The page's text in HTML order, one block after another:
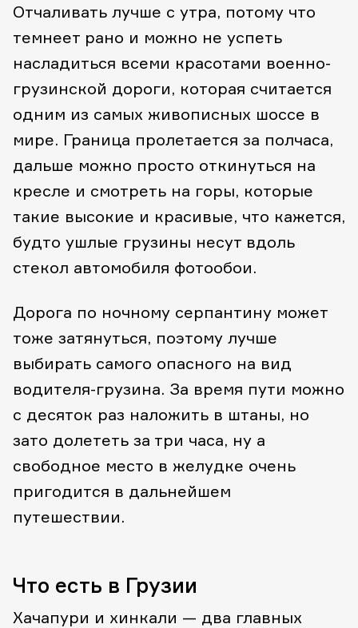
Отчаливать лучше с утра, потому что
темнеет рано и можно не успеть
насладиться всеми красотами военно-
грузинской дороги, которая считается
одним из самых живописных шоссе в
мире. Граница пролетается за полчаса,
дальше можно просто откинуться на
кресле и смотреть на горы, которые
такие высокие и красивые, что кажется,
будто ушлые грузины несут вдоль
стекол автомобиля фотообои.
Дорога по ночному серпантину может
тоже затянуться, поэтому лучше
выбирать самого опасного на вид
водителя-грузина. За время пути можно
с десяток раз наложить в штаны, но
зато долететь за три часа, ну а
свободное место в желудке очень
пригодится в дальнейшем
путешествии.
Что есть в Грузии
Хачапури и хинкали — два главных